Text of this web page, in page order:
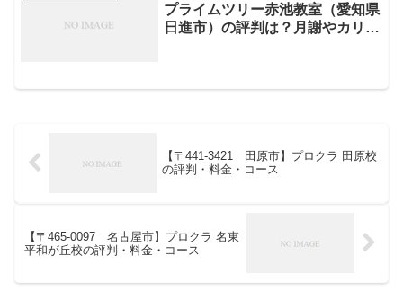
プライムツリー赤池教室（愛知県
日進市）の評判は？月謝やカリキ
【〒441-3421 田原市】プロクラ 田原校
の評判・料金・コース
【〒465-0097 名古屋市】プロクラ 名東
平和が丘校の評判・料金・コース